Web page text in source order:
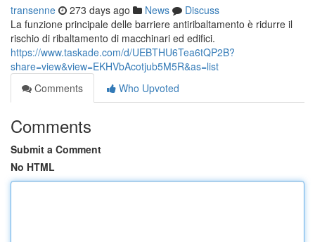
transenne 273 days ago News
Discuss
La funzione principale delle barriere antiribaltamento è ridurre il
rischio di ribaltamento di macchinari ed edifici.
https://www.taskade.com/d/UEBTHU6Tea6tQP2B?
share=view&view=EKHVbAcotjub5M5R&as=list
Comments
Who Upvoted
Comments
Submit a Comment
No HTML